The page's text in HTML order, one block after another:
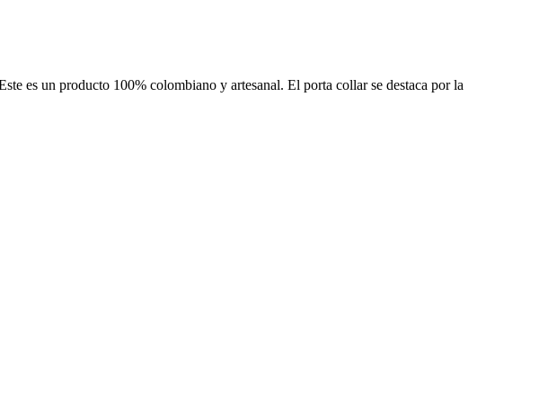
es un producto 100% colombiano y artesanal. El porta collar se destaca por la